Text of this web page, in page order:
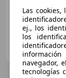
DRIVE TEAM
ES-8860
Las
ej., los
los
navegador,
tecnologías